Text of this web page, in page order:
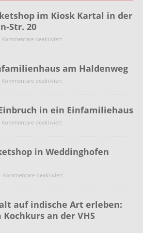
im Kiosk Kartal in der
Str. 20
Kommentare deaktiviert
am Haldenweg
Kommentare deaktiviert
in ein Einfamiliehaus
Kommentare deaktiviert
in Weddinghofen
Kommentare deaktiviert
auf indische Art erleben:
an der VHS